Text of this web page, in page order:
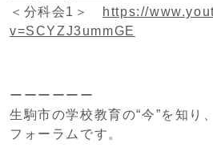
＜分科会1＞
https://
v=SCYZJ3ummGE
ーーーーーー
生駒市の学校教育の“今”を知り
フォーラムです。